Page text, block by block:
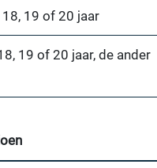
19 of 20 jaar
19 of 20 jaar, de ander